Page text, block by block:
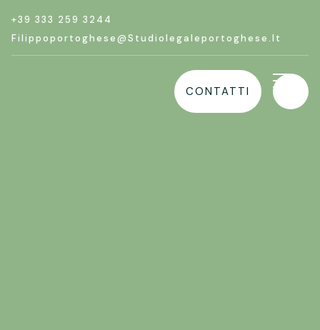
+39 333 259 3244
Filippoportoghese@studiolegaleportoghese.it
CONTATTI